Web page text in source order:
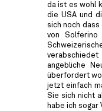
da ist es wohl
die USA und
sich noch
von
angebliche
überfordert
jetzt einfach
Sie sich nicht
habe ich sogar